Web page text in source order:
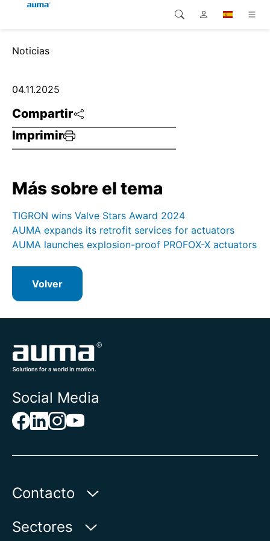
Productos
Soluciones
Descargas
Servicio
Global
Europa
Asia y Pacífico
Norteamérica
Búsqueda
Noticias
Compartir
Imprimir
04.11.2025
Más sobre el tema
TIGRON wins Valve Stars Award 2024
AUMA expands its retrofit services for actuators
AUMA launches explosion-proof PROFOX-X actuators
Volver
Social Media
Contacto
AUMA Riester
Sectores